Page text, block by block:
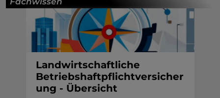
Landwirtschaftliche
Betriebshaftpflichtversicher
ung - Übersicht